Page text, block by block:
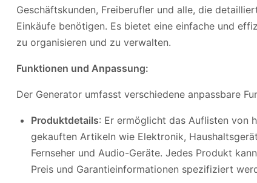
Geschäftskunden, Freiberufler und alle, die
Einkäufe benötigen. Es bietet eine einfache und
zu organisieren und zu verwalten.
Funktionen und Anpassung:
Der Generator umfasst verschiedene anpassbare
Produktdetails: Er ermöglicht das Auflisten von
gekauften Artikeln wie Elektronik,
Fernseher und Audio-Geräte. Jedes Produkt
Preis und Garantieinformationen spezifiziert